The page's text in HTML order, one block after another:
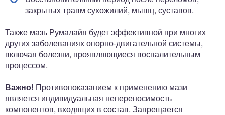
закрытых травм сухожилий, мышц, суставов.
Также мазь Румалайя будет эффективной при многих
других заболеваниях опорно-двигательной системы,
включая болезни, проявляющиеся воспалительным
процессом.
Важно! Противопоказанием к применению мази
является индивидуальная непереносимость
компонентов, входящих в состав. Запрещается